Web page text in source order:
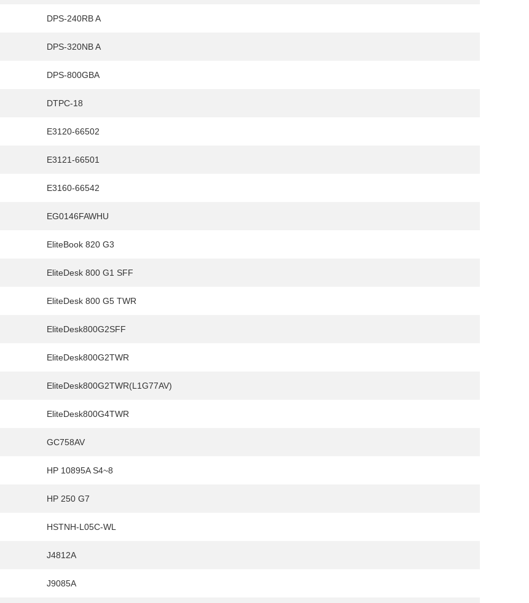
DPS-240RB A
DPS-320NB A
DPS-800GBA
DTPC-18
E3120-66502
E3121-66501
E3160-66542
EG0146FAWHU
EliteBook 820 G3
EliteDesk 800 G1 SFF
EliteDesk 800 G5 TWR
EliteDesk800G2SFF
EliteDesk800G2TWR
EliteDesk800G2TWR(L1G77AV)
EliteDesk800G4TWR
GC758AV
HP 10895A S4~8
HP 250 G7
HSTNH-L05C-WL
J4812A
J9085A